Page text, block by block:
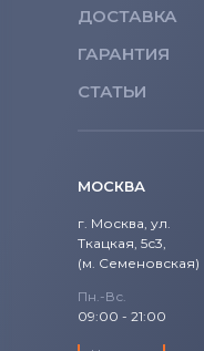
Аккумуляторы
Studio 14
Venue
Vostro
XPS
XPS 13
1526
1545
15Z
17-7773
ДОСТАВКА
ГАРАНТИЯ
СТАТЬИ
МОСКВА
г. Москва, ул.
Ткацкая, 5с3,
(м. Семеновская)
Пн.-Вс.
09:00 - 21:00